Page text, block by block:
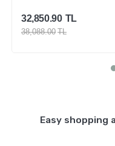
21,424.50 TL
30,946.50 TL
Easy shopping